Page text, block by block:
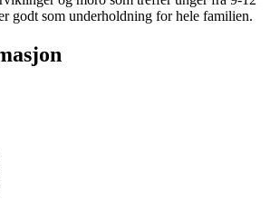
godt som underholdning for hele familien.